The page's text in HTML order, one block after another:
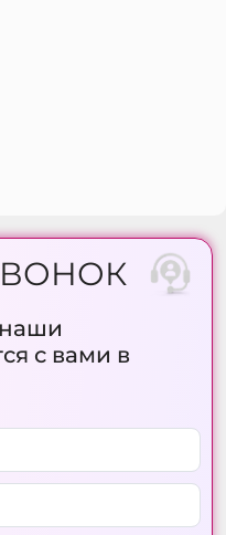
с вами в